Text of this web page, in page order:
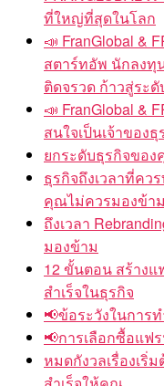
ที่ใหญ่ที่สุดในโลก
📣 FranGlobal &
สตาร์ทอัพ นักลงทุ
ติดจรวด ก้าวสู่ระ
📣 FranGlobal &
สนใจเป็นเจ้าของ
ยกระดับธุรกิจขอ
ธุรกิจถึงเวลาที่ค
คุณไม่ควรมองข้าม
ถึงเวลา
มองข้าม
12 ขั้นตอน สร้างแ
สำเร็จในธุรกิจ
📢ข้อระวังในการ
📢การเลือกซื้อแฟ
หมดกังวลเรื่องเริ่